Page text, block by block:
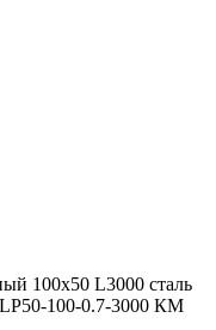
100х50 L3000 сталь
100-0.7-3000 КМ